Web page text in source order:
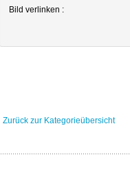
Bild verlinken :
Zurück zur Kategorieübersicht